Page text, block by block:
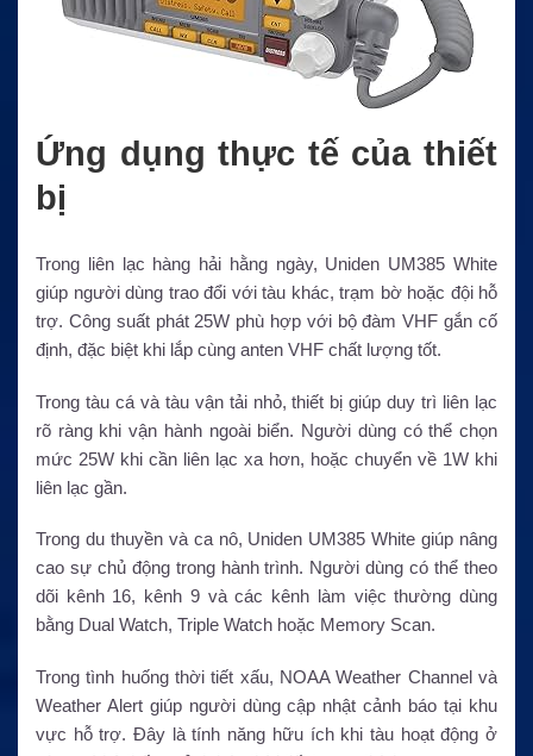
Ứng dụng thực tế của thiết
bị
Trong liên lạc hàng hải hằng ngày, Uniden UM385 White
giúp người dùng trao đổi với tàu khác, trạm bờ hoặc đội hỗ
trợ. Công suất phát 25W phù hợp với bộ đàm VHF gắn cố
định, đặc biệt khi lắp cùng anten VHF chất lượng tốt.
Trong tàu cá và tàu vận tải nhỏ, thiết bị giúp duy trì liên lạc
rõ ràng khi vận hành ngoài biển. Người dùng có thể chọn
mức 25W khi cần liên lạc xa hơn, hoặc chuyển về 1W khi
liên lạc gần.
Trong du thuyền và ca nô, Uniden UM385 White giúp nâng
cao sự chủ động trong hành trình. Người dùng có thể theo
dõi kênh 16, kênh 9 và các kênh làm việc thường dùng
bằng Dual Watch, Triple Watch hoặc Memory Scan.
Trong tình huống thời tiết xấu, NOAA Weather Channel và
Weather Alert giúp người dùng cập nhật cảnh báo tại khu
vực hỗ trợ. Đây là tính năng hữu ích khi tàu hoạt động ở